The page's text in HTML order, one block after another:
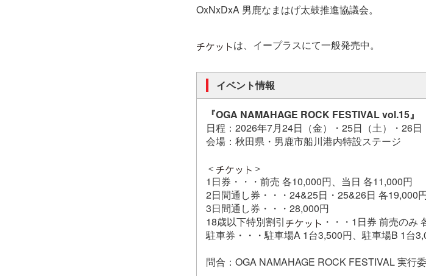
OxNxDxA 男鹿なまはげ太鼓推進協議会。
は、イープラスにて一般発売中。
イベント情報
『OGA NAMAHAGE ROCK FESTIVAL vol.15』
日程：2026年7月24日（金）・25日（土）・26日
会場：秋田県・男鹿市船川港内特設ステージ
＜
＞
1日券・・・前売 各10,000円、当日 各11,000円
2日間通し券・・・24&25日・25&26日 各19,000
3日間通し券・・・28,000円
18歳以下特別割引
・・・1日券 前売のみ
駐車券・・・駐車場A 1台3,500円、駐車場B 1台
問合：OGA NAMAHAGE ROCK FESTIVAL 実行